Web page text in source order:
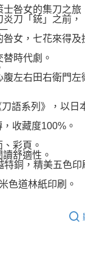
使用他人資訊註冊。若
停止該用戶之使用額度
咎女的集刀之旅
刀「銃」之前，
女，七花來得及
時代劇。
左右田右衛門左
語系列》，以日
收藏度100%。
彩頁。
舒適性。
銅，精美五色印
色道林紙印刷。